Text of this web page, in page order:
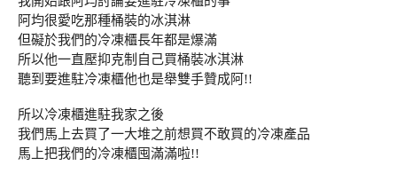
阿均很愛吃那種桶裝的冰淇淋
但礙於我們的冷凍櫃長年都是爆滿
所以他一直壓抑克制自己買桶裝冰淇淋
聽到要進駐冷凍櫃他也是舉雙手贊成阿!!
所以冷凍櫃進駐我家之後
我們馬上去買了一大堆之前想買不敢買的冷凍產品
馬上把我們的冷凍櫃囤滿滿啦!!